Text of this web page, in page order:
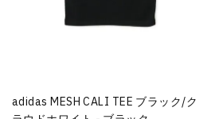
adidas MESH CALI TEE ブラック/ク